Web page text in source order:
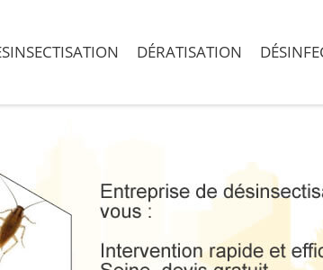
DÉRATISATION